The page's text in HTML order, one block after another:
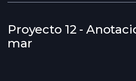
Proyecto 12 -
mar